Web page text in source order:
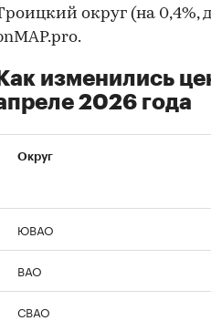
округ (на 0,4%,
Как изменились
2026 года
Округ
ЮВАО
ВАО
СВАО